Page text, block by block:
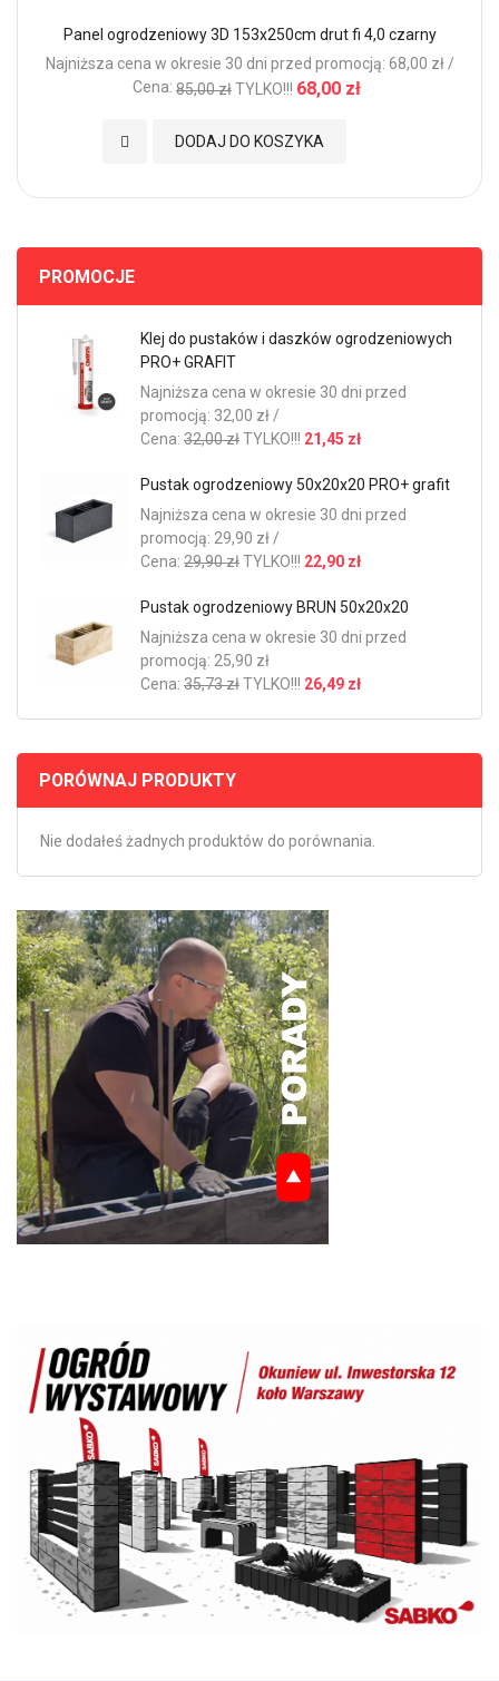
Panel ogrodzeniowy 3D 153x250cm drut fi 4,0 czarny
Najniższa cena w okresie 30 dni przed promocją: 68,00 zł /
Cena: 85,00 złTYLKO!!! 68,00 zł
DODAJ DO KOSZYKA
Dodaj do Ulubionych
PROMOCJE
Klej do pustaków i daszków ogrodzeniowych
PRO+ GRAFIT
Najniższa cena w okresie 30 dni przed
promocją: 32,00 zł /
Cena: 32,00 złTYLKO!!! 21,45 zł
Pustak ogrodzeniowy 50x20x20 PRO+ grafit
Najniższa cena w okresie 30 dni przed
promocją: 29,90 zł /
Cena: 29,90 złTYLKO!!! 22,90 zł
Pustak ogrodzeniowy BRUN 50x20x20
Najniższa cena w okresie 30 dni przed
promocją: 25,90 zł
Cena: 35,73 złTYLKO!!! 26,49 zł
PORÓWNAJ PRODUKTY
Nie dodałeś żadnych produktów do porównania.